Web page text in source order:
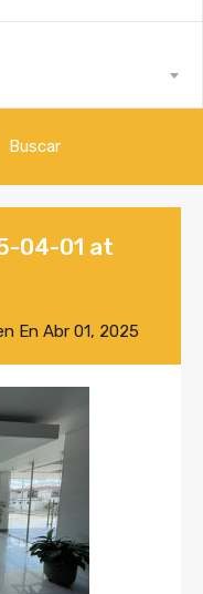
Buscar
04-01 at
En Abr 01, 2025